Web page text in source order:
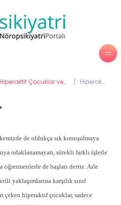
Hiperaktif Çocuklar ve
/ Hiperaktife
de oldukça sık konuşulmaya
odaklanamayan, sürekli farklı işlerle
öğretmenlerle de başları dertte. Aile
yaklaşımlarına karşılık sınıf
çeken hiperaktif çocuklar, sadece